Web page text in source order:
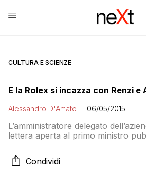
CULTURA E SCIENZE
E la Rolex si incazza con Renzi e
Alessandro D'Amato 06/05/2015
L’amministratore delegato
lettera aperta al primo ministro
Condividi